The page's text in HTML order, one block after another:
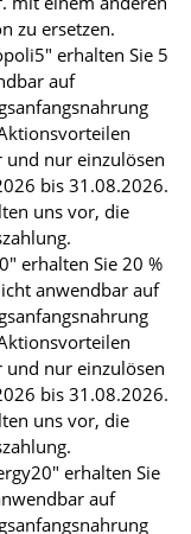
zu ersetzen.
erhalten Sie 5
auf
und nur einzulösen
bis 31.08.2026.
uns vor, die
erhalten Sie 20 %
anwendbar auf
und nur einzulösen
bis 31.08.2026.
uns vor, die
erhalten Sie
auf